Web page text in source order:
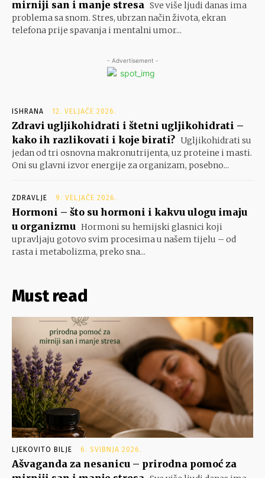
mirniji san i manje stresa Sve više ljudi danas ima
problema sa snom. Stres, ubrzan način života, ekran
telefona prije spavanja i mentalni umor...
- Advertisement -
ISHRANA 12. VELJAČE 2026.
Zdravi ugljikohidrati i štetni ugljikohidrati –
kako ih razlikovati i koje birati? Ugljikohidrati su
jedan od tri osnovna makronutrijenta, uz proteine i masti.
Oni su glavni izvor energije za organizam, posebno...
ZDRAVLJE 9. VELJAČE 2026.
Hormoni – što su hormoni i kakvu ulogu imaju
u organizmu Hormoni su hemijski glasnici koji
upravljaju gotovo svim procesima u našem tijelu – od
rasta i metabolizma, preko sna...
Must read
LJEKOVITO BILJE 6. SVIBNJA 2026.
Ašvaganda za nesanicu – prirodna pomoć za